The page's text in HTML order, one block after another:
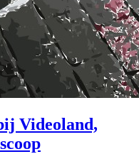
Videoland,